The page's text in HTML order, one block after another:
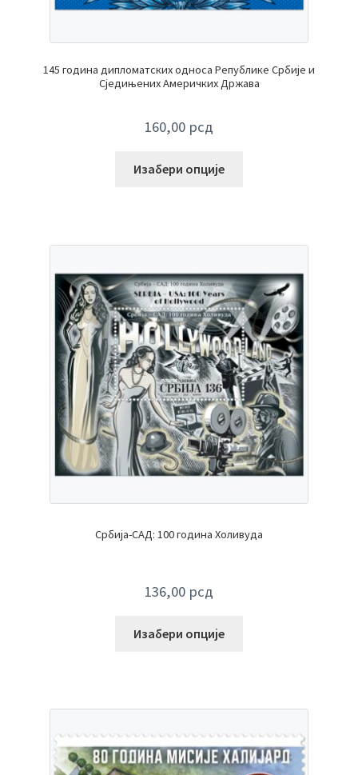
145 година дипломатских односа Републике Србије и
Сједињених Америчких Држава
160,00 рсд
Изабери опције
Србија-САД: 100 година Холивуда
136,00 рсд
Изабери опције